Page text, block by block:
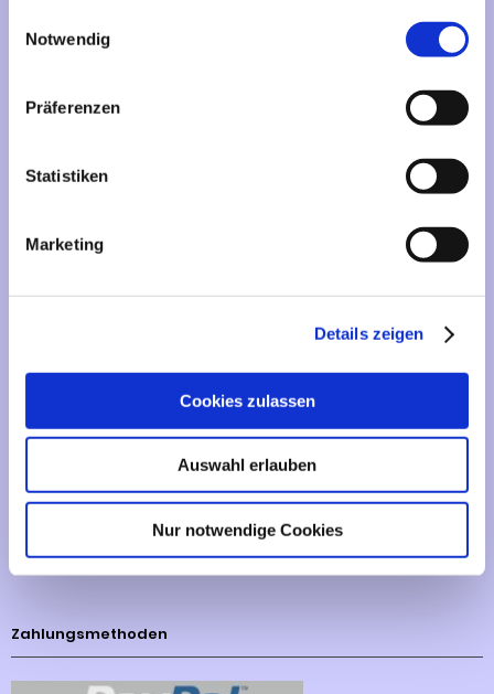
Notwendig
Präferenzen
Statistiken
Marketing
Details zeigen
Cookies zulassen
Auswahl erlauben
Nur notwendige Cookies
Mehr über...
Vertrag widerrufen
Informationen
Liefer- und Versandkosten
Impressum
Sitemap
Zahlungsmethoden